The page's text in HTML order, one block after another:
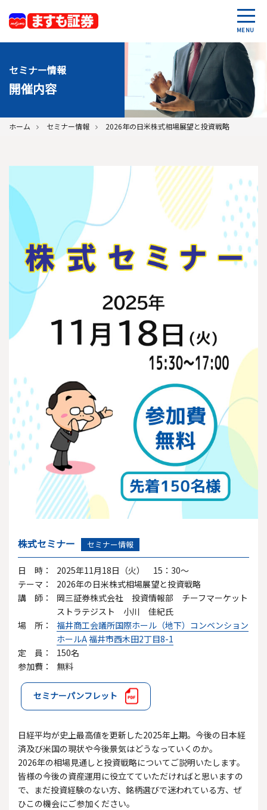
MENU
セミナー情報
開催内容
ホーム セミナー情報 2026年の日米株式相場展望と投資戦略
株式セミナー セミナー情報
日 時：
2025年11月18日（火） 15：30～
テーマ：
2026年の日米株式相場展望と投資戦略
講 師：
岡三証券株式会社 投資情報部 チーフマーケット
ストラテジスト 小川 佳紀氏
場 所：
福井商工会議所国際ホール（地下）コンベンション
ホールA福井市西木田2丁目8-1
定 員：
150名
参加費：
無料
セミナーパンフレット
日経平均が史上最高値を更新した2025年上期。今後の日本経
済及び米国の現状や今後景気はどうなっていくのか。
2026年の相場見通しと投資戦略についてご説明いたします。
皆様の今後の資産運用に役立てていただければと思いますの
で、まだ投資経験のない方、銘柄選びで迷われている方、ぜ
ひこの機会にご参加ください。